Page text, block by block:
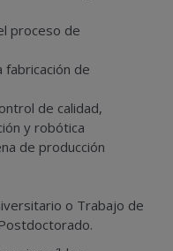
proceso de
fabricación de
de calidad,
y robótica
de producción
o Trabajo de